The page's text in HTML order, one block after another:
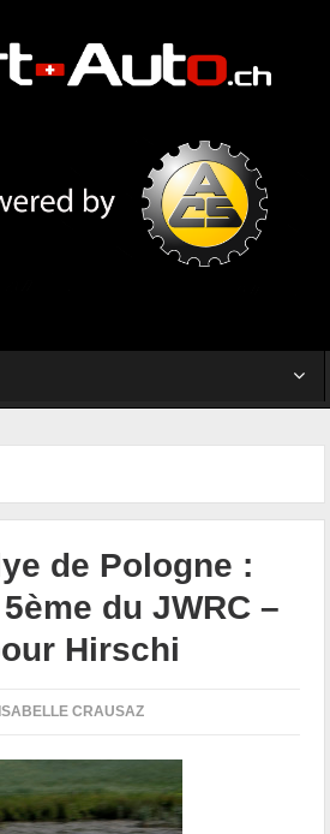
de Pologne :
du JWRC –
Hirschi
ISABELLE CRAUSAZ